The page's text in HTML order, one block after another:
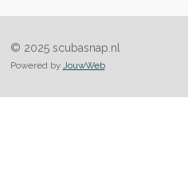
© 2025 scubasnap.nl
Powered by JouwWeb